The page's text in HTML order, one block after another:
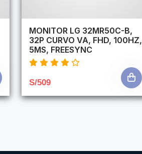
MONITOR LG 32MR50C-B,
32P CURVO VA, FHD, 100HZ,
5MS, FREESYNC
S/509